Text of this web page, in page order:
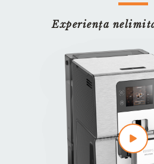
Experiența